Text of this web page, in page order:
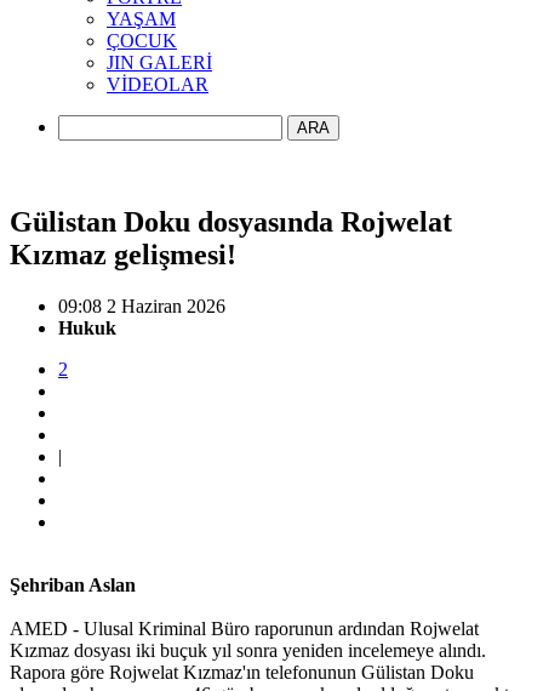
YAŞAM
ÇOCUK
JIN GALERİ
VİDEOLAR
ARA
Gülistan Doku dosyasında Rojwelat
Kızmaz gelişmesi!
09:08 2 Haziran 2026
Hukuk
2
|
Şehriban Aslan
AMED - Ulusal Kriminal Büro raporunun ardından Rojwelat
Kızmaz dosyası iki buçuk yıl sonra yeniden incelemeye alındı.
Rapora göre Rojwelat Kızmaz'ın telefonunun Gülistan Doku